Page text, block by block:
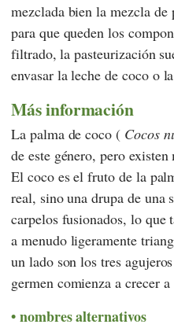
mezclada bien la mezcla
para que queden los
filtrado, la pasteurización
envasar la leche de coco o
Más información
La palma de coco ( Cocos
de este género, pero
El coco es el fruto de la
real, sino una drupa de una
carpelos fusionados, lo que
a menudo ligeramente
un lado son los tres
germen comienza a crecer a
nombres alternativos